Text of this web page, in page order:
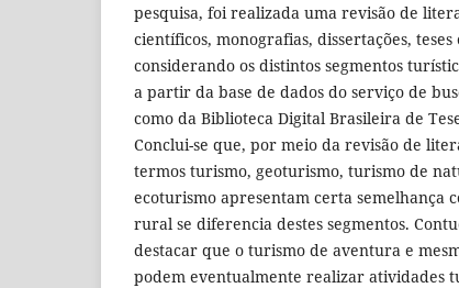
pesquisa, foi realizada uma revisão de
científicos, monografias, dissertações,
considerando os distintos segmentos
a partir da base de dados do serviço de
como da Biblioteca Digital Brasileira de
Conclui-se que, por meio da revisão de
termos turismo, geoturismo, turismo de
ecoturismo apresentam certa semelhança
rural se diferencia destes segmentos.
destacar que o turismo de aventura e
podem eventualmente realizar atividades